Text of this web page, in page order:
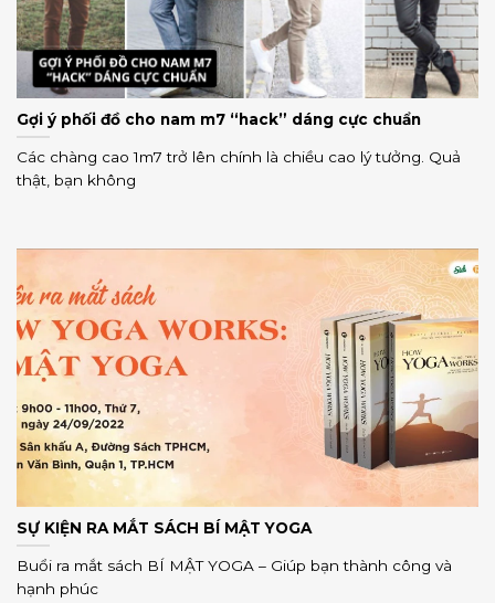
Gợi ý phối đồ cho nam m7 “hack” dáng cực chuẩn
Các chàng cao 1m7 trở lên chính là chiều cao lý tưởng. Quả
thật, bạn không
SỰ KIỆN RA MẮT SÁCH BÍ MẬT YOGA
Buổi ra mắt sách BÍ MẬT YOGA – Giúp bạn thành công và
hạnh phúc